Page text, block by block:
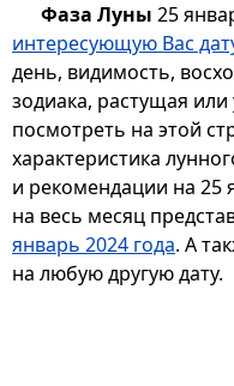
Фаза Луны 25
интересующую Вас
день, видимость,
зодиака, растущая
посмотреть на этой
характеристика
и рекомендации на 25
на весь месяц
январь 2024 года. А
на любую другую дату.